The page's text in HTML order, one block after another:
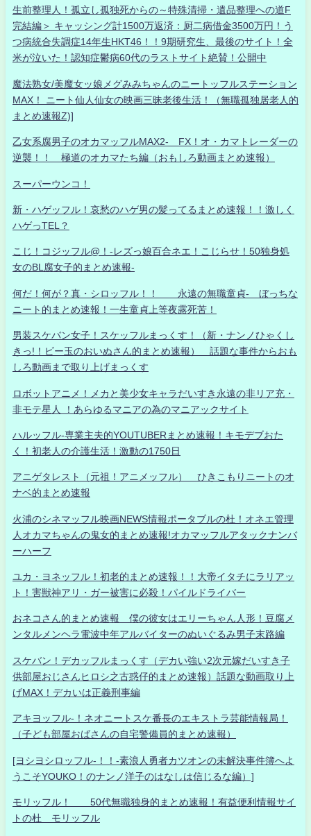
生前整理人！孤立し孤独死からの～特殊清掃・遺品整理への道F
完結編＞ キャッシング計1500万返済：厨二病借金3500万円！う
つ病統合失調症14年生HKT46！！9期研究生、最後のサイト！全
米が泣いた！認知症鬱病60代のラストサイト絶賛！公開中
魔法熟女/美魔女ッ娘メグみみちゃんのニートッフルステーション
MAX！ ニート仙人仙女の映画三昧老後生活！（無職孤独居老人的
まとめ速報Z)]
乙女系腐男子のオカマッフルMAX2- FX！オ・カマトレーダーの
逆襲！！ 極道のオカマたち編（おもしろ動画まとめ速報）
スーパーウンコ！
新・ハゲッフル！哀愁のハゲ男の髪ってるまとめ速報！！激しく
ハゲっTEL？
こじ！コジッフル@！-レズっ娘百合ネエ！こじらせ！50独身処
女のBL腐女子的まとめ速報-
何だ！何が？真・シロッフル！！ 永遠の無職童貞- ぼっちな
ニート的まとめ速報！一生童貞上等夜露死苦！
男装スケバン女子！スケッフルまっくす！（新・ナンノひゃくし
きっ!！ビー玉のおいぬさん的まとめ速報） 話題な事件からおも
しろ動画まで取り上げまっくす
ロボットアニメ！メカと美少女キャラだいすき永遠の非リア充・
非モテ星人 ！あらゆるマニアの為のマニアックサイト
ハルッフル-専業主夫的YOUTUBERまとめ速報！キモデブおた
く！初老人の介護生活！激動の1750日
アニゲタレスト（元祖！アニメッフル） ひきこもりニートのオ
ナベ的まとめ速報
火浦のシネマッフル映画NEWS情報ポータブルの杜！オネエ管理
人オカマちゃんの鬼女的まとめ速報!オカマッフルアタックナンバ
ーハーフ
ユカ・ヨネッフル！初老的まとめ速報！！大帝イタチにラリアッ
ト！害獣神アリ・ガー被害に必殺！パイルドライバー
おネコさん的まとめ速報 僕の彼女はエリーちゃん人形！豆腐メ
ンタルメンヘラ電波中年アルバイターのぬいぐるみ男子末路編
スケバン！デカッフルまっくす（デカい強い2次元嫁だいすき子
供部屋おじさんヒロシ之古惑仔的まとめ速報）話題な動画取り上
げMAX！デカいは正義刑事編
アキヨッフル-！ネオニートスケ番長のエキストラ芸能情報局！
（子ども部屋おばさんの自宅警備員的まとめ速報）
[ヨシヨシロッフル-！！-素浪人勇者カツオンの未解決事件簿へよ
うこそYOUKO！のナンノ洋子のはなしは信じるな編）]
モリッフル！ 50代無職独身的まとめ速報！有益便利情報サイ
トの杜 モリッフル